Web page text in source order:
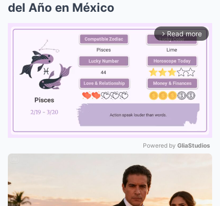
del Año en México
arrow_forward_ios Read more
Powered by GliaStudios